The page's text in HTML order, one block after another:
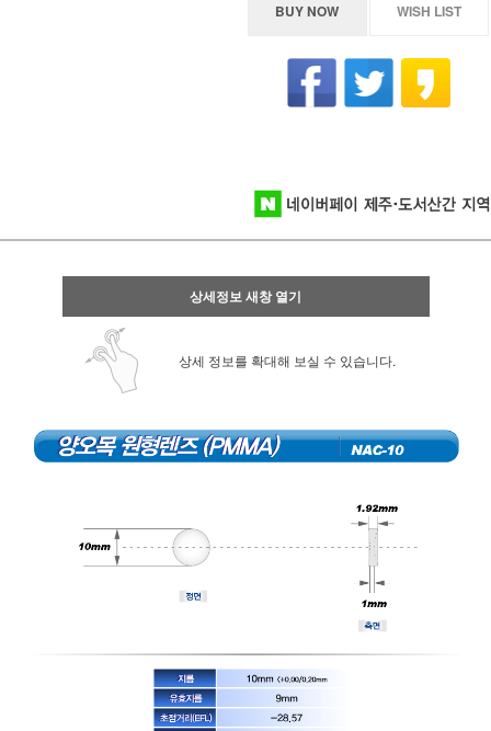
BUY NOW WISH LIST
상세정보 새창 열기
상세 정보를 확대해 보실 수 있습니다.